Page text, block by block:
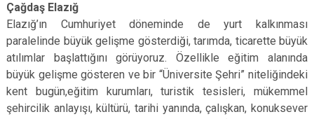
Çağdaş Elazığ
Elazığ’ın Cumhuriyet döneminde de yurt kalkınması
paralelinde büyük gelişme gösterdiği, tarımda, ticarette büyük
atılımlar başlattığını görüyoruz. Özellikle eğitim alanında
büyük gelişme gösteren ve bir “Üniversite Şehri” niteliğindeki
kent bugün,eğitim kurumları, turistik tesisleri, mükemmel
şehircilik anlayışı, kültürü, tarihi yanında, çalışkan, konuksever